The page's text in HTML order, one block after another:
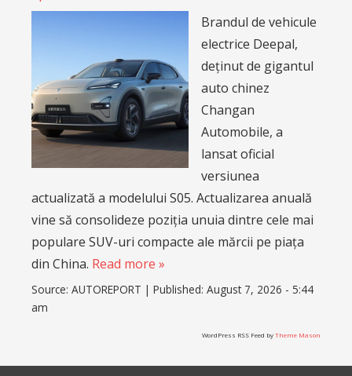
Brandul de vehicule
electrice Deepal,
deținut de gigantul
auto chinez
Changan
Automobile, a
lansat oficial
versiunea
actualizată a modelului S05. Actualizarea anuală
vine să consolideze poziția unuia dintre cele mai
populare SUV-uri compacte ale mărcii pe piața
din China. Read more »
Source: AUTOREPORT | Published: August 7, 2026 - 5:44
am
WordPress RSS Feed byTheme Mason